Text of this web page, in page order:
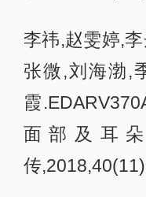
李祎,赵雯婷,
张微,刘海渤,
霞
面部及耳
传